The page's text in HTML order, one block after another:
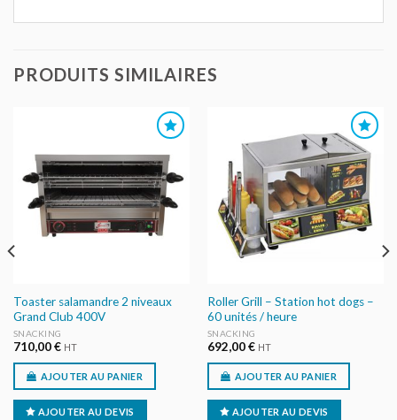
PRODUITS SIMILAIRES
AU DEVIS
Toaster salamandre 2 niveaux
Grand Club 400V
SNACKING
710,00€ HT
AJOUTER AU PANIER
AJOUTER AU DEVIS
AJOUTER
AU DEVIS
Roller Grill – Station hot dogs –
60 unités / heure
SNACKING
692,00€ HT
AJOUTER AU PANIER
AJOUTER AU DEVIS